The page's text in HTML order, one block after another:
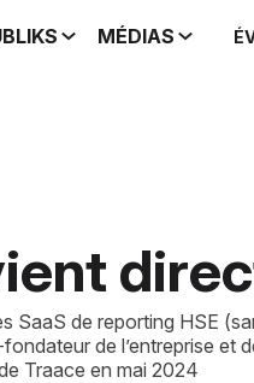
MÉDIAS
SaaS de reporting HSE
de l’entreprise et
Traace en mai 2024